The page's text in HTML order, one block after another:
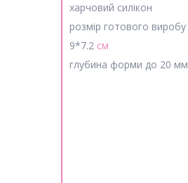
харчовий силікон
розмір готового виробу
9*7.2 см
глубина форми до 20 мм